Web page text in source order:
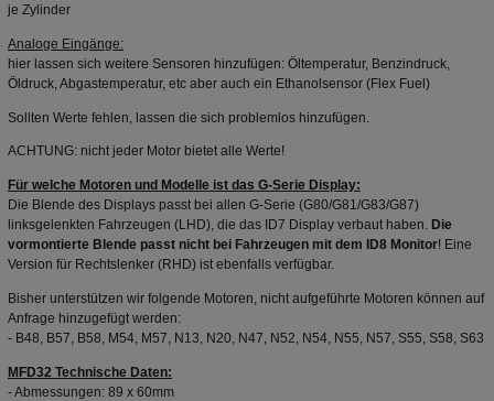
je Zylinder
Analoge Eingänge:
hier lassen sich weitere Sensoren hinzufügen: Öltemperatur, Benzindruck,
Öldruck, Abgastemperatur, etc aber auch ein Ethanolsensor (Flex Fuel)
Sollten Werte fehlen, lassen die sich problemlos hinzufügen.
ACHTUNG: nicht jeder Motor bietet alle Werte!
Für welche Motoren und Modelle ist das G-Serie Display:
Die Blende des Displays passt bei allen G-Serie (G80/G81/G83/G87)
linksgelenkten Fahrzeugen (LHD), die das ID7 Display verbaut haben. Die
vormontierte Blende passt nicht bei Fahrzeugen mit dem ID8 Monitor! Eine
Version für Rechtslenker (RHD) ist ebenfalls verfügbar.
Bisher unterstützen wir folgende Motoren, nicht aufgeführte Motoren können auf
Anfrage hinzugefügt werden:
- B48, B57, B58, M54, M57, N13, N20, N47, N52, N54, N55, N57, S55, S58, S63
MFD32 Technische Daten:
- Abmessungen: 89 x 60mm